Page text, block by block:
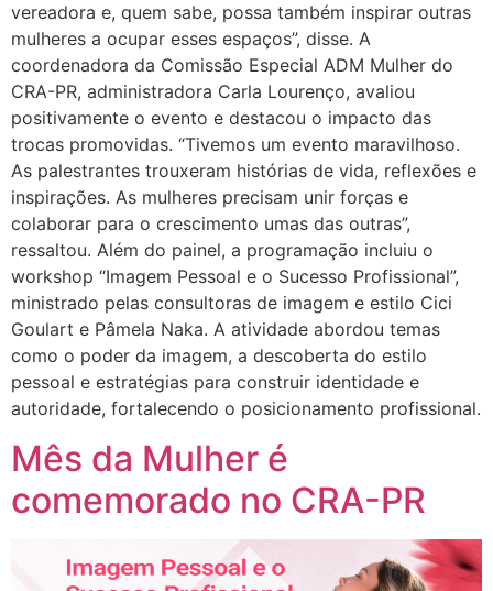
vereadora e, quem sabe, possa também inspirar outras
mulheres a ocupar esses espaços”, disse. A
coordenadora da Comissão Especial ADM Mulher do
CRA-PR, administradora Carla Lourenço, avaliou
positivamente o evento e destacou o impacto das
trocas promovidas. “Tivemos um evento maravilhoso.
As palestrantes trouxeram histórias de vida, reflexões e
inspirações. As mulheres precisam unir forças e
colaborar para o crescimento umas das outras”,
ressaltou. Além do painel, a programação incluiu o
workshop “Imagem Pessoal e o Sucesso Profissional”,
ministrado pelas consultoras de imagem e estilo Cici
Goulart e Pâmela Naka. A atividade abordou temas
como o poder da imagem, a descoberta do estilo
pessoal e estratégias para construir identidade e
autoridade, fortalecendo o posicionamento profissional.
Mês da Mulher é
comemorado no CRA-PR